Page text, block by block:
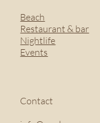
Beach
Restaurant & bar
Nightlife
Events
Contact